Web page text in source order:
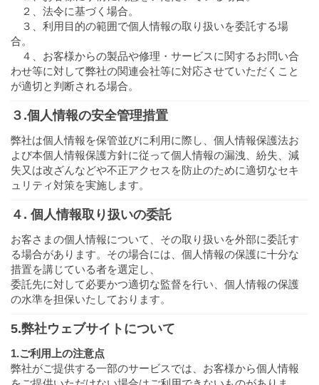
２、法令に基づく場合。
３、利用目的の範囲で個人情報の取り扱いを委託する場
合。
４、お客様からの製品や修理・サービスに関するお問い合
わせ等に対して弊社の関連会社等に対応させていただくこと
が適切と判断される場合。
３.個人情報の安全管理措置
弊社は個人情報を保管並びに利用に際し、個人情報保護法お
よび本個人情報保護方針に従って個人情報の漏洩、紛失、減
失又は改ざんなどや不正アクセスを防止のために適切なセキ
ュリティ対策を実施します。
４. 個人情報取り扱いの委託
お客さまの個人情報について、その取り扱いを外部に委託す
る場合があります。その場合には、個人情報の保護に十分な
措置を講じている者を選定し、
委託先に対して必要かつ適切な監督を行い、個人情報の保護
の水準を担保いたしております。
5.弊社ウェブサイトについて
1.ご利用上の注意点
弊社がご提供する一部のサービスでは、お客様から個人情報